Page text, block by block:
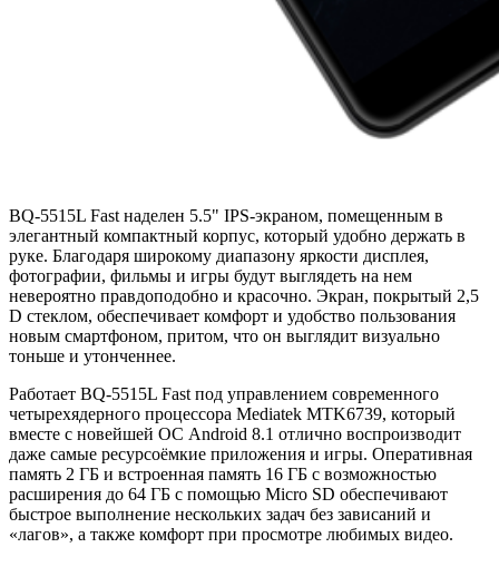
BQ-5515L Fast наделен 5.5" IPS-экраном, помещенным в
элегантный компактный корпус, который удобно держать в
руке. Благодаря широкому диапазону яркости дисплея,
фотографии, фильмы и игры будут выглядеть на нем
невероятно правдоподобно и красочно. Экран, покрытый 2,5
D стеклом, обеспечивает комфорт и удобство пользования
новым смартфоном, притом, что он выглядит визуально
тоньше и утонченнее.
Работает BQ-5515L Fast под управлением современного
четырехядерного процессора Mediatek MTK6739, который
вместе с новейшей ОС Android 8.1 отлично воспроизводит
даже самые ресурсоёмкие приложения и игры. Оперативная
память 2 ГБ и встроенная память 16 ГБ c возможностью
расширения до 64 ГБ с помощью Micro SD обеспечивают
быстрое выполнение нескольких задач без зависаний и
«лагов», а также комфорт при просмотре любимых видео.